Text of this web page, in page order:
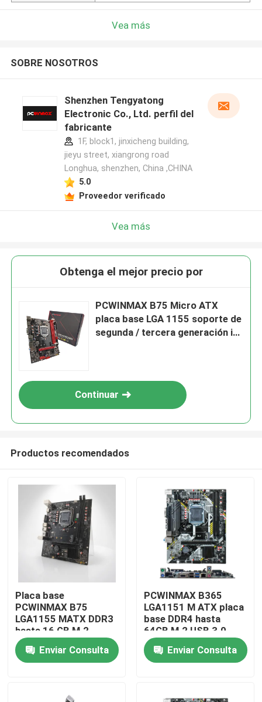
Hogar
Productos
Vea más
SOBRE NOSOTROS
Shenzhen Tengyatong
Electronic Co., Ltd. perfil del
fabricante
1F, block1, jinxicheng building,
jieyu street, xiangrong road
Longhua, shenzhen, China ,CHINA
5.0
Proveedor verificado
Vea más
Obtenga el mejor precio por
PCWINMAX B75 Micro ATX
placa base LGA 1155 soporte de
segunda / tercera generación i3
Continuar
Productos recomendados
Placa base
PCWINMAX B75
LGA1155 MATX DDR3
hasta 16 GB M.2
SATA3 HD VGA
puertos placa de
escritorio para PC de
Enviar Consulta
PCWINMAX B365
LGA1151 M ATX placa
base DDR4 hasta
64GB M.2 USB 3.0
Soporte para
procesadores de 8a y
9a generación OEM
Enviar Consulta